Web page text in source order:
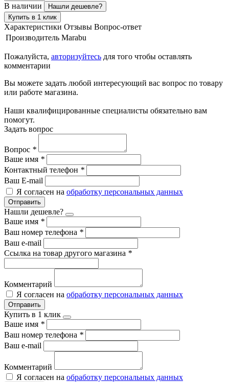
В наличии
Нашли дешевле?
Купить в 1 клик
Характеристики Отзывы Вопрос-ответ
Производитель Marabu
Пожалуйста, авторизуйтесь для того чтобы оставлять
комментарии
Вы можете задать любой интересующий вас вопрос по товару
или работе магазина.
Наши квалифицированные специалисты обязательно вам
помогут.
Задать вопрос
Вопрос *
Ваше имя *
Контактный телефон *
Ваш E-mail
Я согласен на обработку персональных данных
Отправить
Нашли дешевле?
Ваше имя *
Ваш номер телефона *
Ваш e-mail
Ссылка на товар другого магазина *
Комментарий
Я согласен на обработку персональных данных
Отправить
Купить в 1 клик
Ваше имя *
Ваш номер телефона *
Ваш e-mail
Комментарий
Я согласен на обработку персональных данных